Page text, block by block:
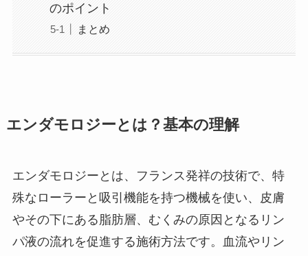
のポイント
まとめ
エンダモロジーとは？基本の理解
エンダモロジーとは、フランス発祥の技術で、特
殊なローラーと吸引機能を持つ機械を使い、皮膚
やその下にある脂肪層、むくみの原因となるリン
パ液の流れを促進する施術方法です。血流やリン